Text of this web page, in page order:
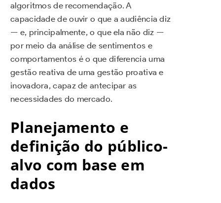
algoritmos de recomendação. A
capacidade de ouvir o que a audiência diz
— e, principalmente, o que ela não diz —
por meio da análise de sentimentos e
comportamentos é o que diferencia uma
gestão reativa de uma gestão proativa e
inovadora, capaz de antecipar as
necessidades do mercado.
Planejamento e
definição do público-
alvo com base em
dados